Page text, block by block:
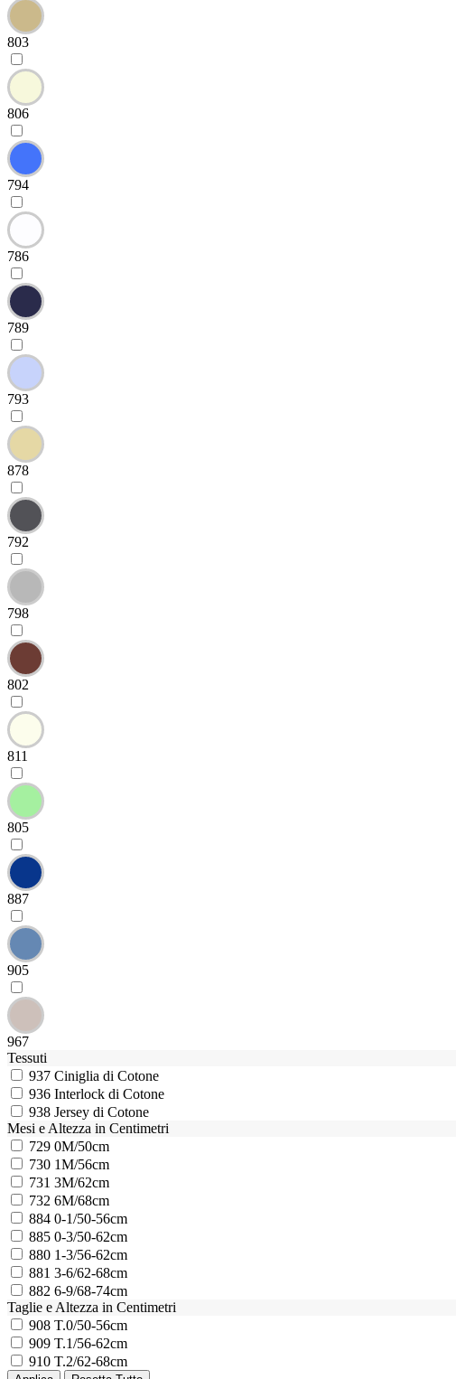
803
806
794
786
789
793
878
792
798
802
811
805
887
905
967
Tessuti
937 Ciniglia di Cotone
936 Interlock di Cotone
938 Jersey di Cotone
Mesi e Altezza in Centimetri
729 0M/50cm
730 1M/56cm
731 3M/62cm
732 6M/68cm
884 0-1/50-56cm
885 0-3/50-62cm
880 1-3/56-62cm
881 3-6/62-68cm
882 6-9/68-74cm
Taglie e Altezza in Centimetri
908 T.0/50-56cm
909 T.1/56-62cm
910 T.2/62-68cm